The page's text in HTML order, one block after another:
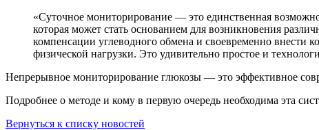
«Суточное мониторирование — это единственная
которая может стать основанием для возникновения
компенсации углеводного обмена и своевременно внести
физической нагрузки. Это удивительно простое и
Непрерывное мониторирование глюкозы — это эффективное
Подробнее о методе и кому в первую очередь необходима эта
Вернуться к списку новостей